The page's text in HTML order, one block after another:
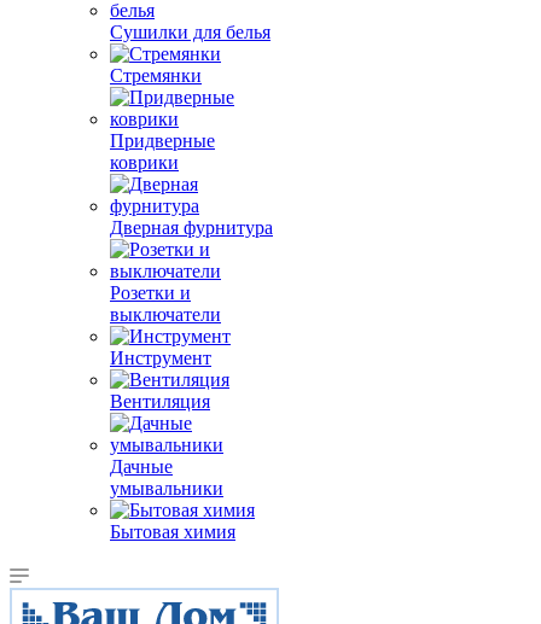
Сушилки для белья
Стремянки
Придверные
коврики
Дверная фурнитура
Розетки и
выключатели
Инструмент
Вентиляция
Дачные
умывальники
Бытовая химия